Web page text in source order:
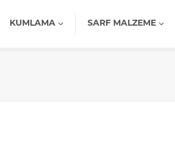
KUMLAMA SARF MALZEME